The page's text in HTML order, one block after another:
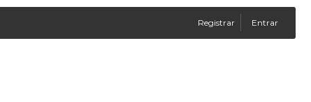
Registrar Entrar